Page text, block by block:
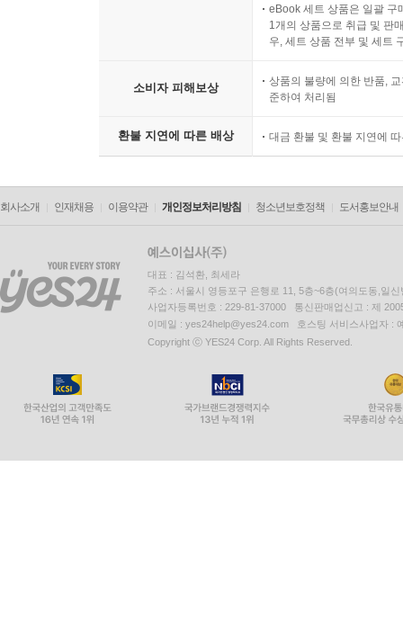
eBook 세트 상품은 일괄 구
1개의 상품으로 취급 및 판
우, 세트 상품 전부 및 세트
소비자 피해보상
상품의 불량에 의한 반품,
준하여 처리됨
환불 지연에 따른 배상 대금 환불 및 환불 지연에
회사소개 인재채용 이용약관 개인정보처리방침 청소년보호정책 도서홍보안내
대표 : 김석환, 최세라
주소 : 서울시 영등포구 은행로 11, 5층~6층(여의도동,일신
사업자등록번호 : 229-81-37000 통신판매업신고 : 제
이메일 : yes24help@yes24.com 호스팅 서비스사업자 :
Copyright ⓒ YES24 Corp. All Rights Reserved.